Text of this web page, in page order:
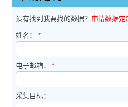
没有找到我要找的数据？ 申请数据定
姓名： *
电子邮箱： *
采集目标：